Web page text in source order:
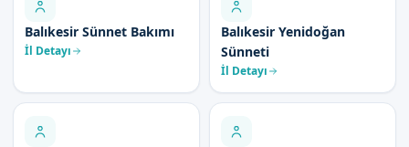
Balıkesir Sünnet Bakımı
İl Detayı
Balıkesir Yenidoğan
Sünneti
İl Detayı